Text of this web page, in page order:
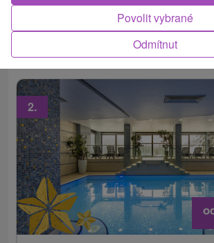
Dopřejte si perfektní únik do Tater -
ubytování, wellness Euphoria, slevy
skvělé benefity pro děti.
2.
Odmítnut
Povolit vybrané